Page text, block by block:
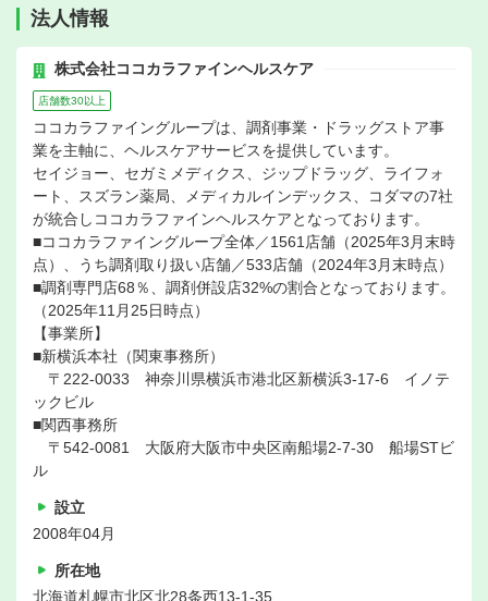
法人情報
株式会社ココカラファインヘルスケア
店舗数30以上
ココカラファイングループは、調剤事業・ドラッグストア事
業を主軸に、ヘルスケアサービスを提供しています。
セイジョー、セガミメディクス、ジップドラッグ、ライフォ
ート、スズラン薬局、メディカルインデックス、コダマの7社
が統合しココカラファインヘルスケアとなっております。
■ココカラファイングループ全体／1561店舗（2025年3月末時
点）、うち調剤取り扱い店舗／533店舗（2024年3月末時点）
■調剤専門店68％、調剤併設店32%の割合となっております。
（2025年11月25日時点）
【事業所】
■新横浜本社（関東事務所）
〒222-0033 神奈川県横浜市港北区新横浜3-17-6 イノテ
ックビル
■関西事務所
〒542-0081 大阪府大阪市中央区南船場2-7-30 船場STビ
ル
設立
2008年04月
所在地
北海道札幌市北区北28条西13-1-35